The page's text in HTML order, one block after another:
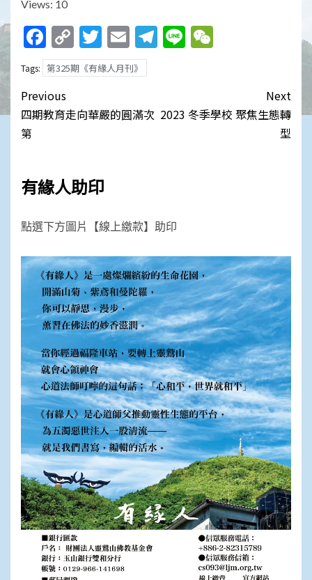
Views: 10
Facebook
Copy
Link
Twitter
EmailTelegram
Line
Tags: 第325期《有緣人月刊》
Post
navigation
Previous
四期教育走向華嚴的圓滿次
第
Next
2023 冬季學校 聚焦生態轉
型
有緣人助印
點選下方圖片【線上繳款】助印